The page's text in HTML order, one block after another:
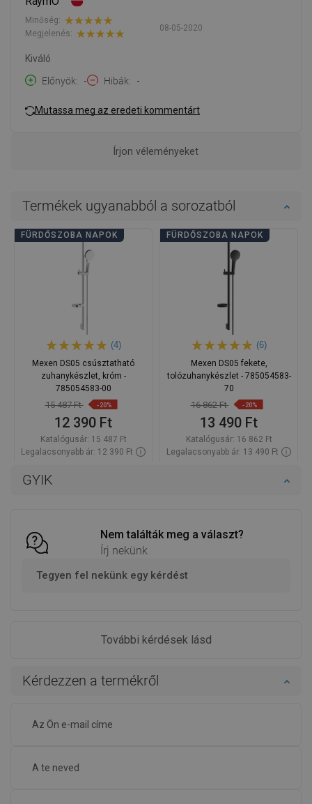
GYIK
Nem találták meg a választ?
Írj nekünk
Tegyen fel nekünk egy kérdést
További kérdések lásd
08-05-2020
Minőség:
Megjelenés:
Kiváló
Előnyök
- Hibák -
Mutassa meg az eredeti kommentárt
Írjon véleményeket
Kérdezzen a termékről
Termékek ugyanabból a sorozatból
FÜRDŐSZOBA NAPOK
(4)
Mexen DS05 csúsztatható
zuhanykészlet, króm -
785054583-00
15 487 Ft -20%
12 390 Ft
Katalógusár: 15 487 Ft
Legalacsonyabb ár: 12 390 Ft
FÜRDŐSZOBA NAPOK
(6)
Mexen DS05 fekete,
tolózuhanykészlet - 785054583-
70
16 862 Ft -20%
13 490 Ft
Katalógusár: 16 862 Ft
Legalacsonyabb ár: 13 490 Ft